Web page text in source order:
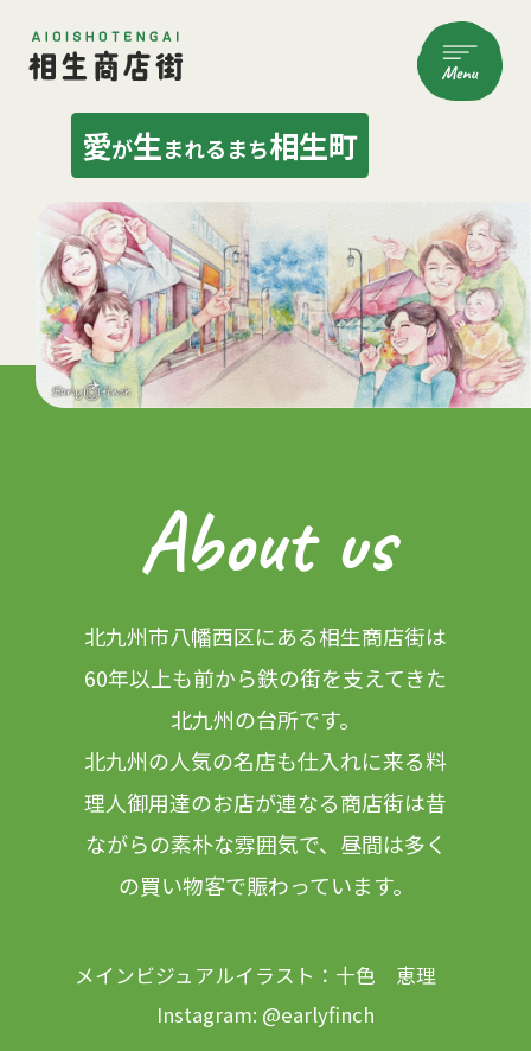
愛が生まれるまち相生町
About us
北九州市八幡西区にある相生商店街は
60年以上も前から鉄の街を支えてきた
北九州の台所です。
北九州の人気の名店も仕入れに来る料
理人御用達のお店が連なる商店街は昔
ながらの素朴な雰囲気で、 昼間は多く
の買い物客で賑わっています。
メインビジュアルイラスト：十色 恵理
Instagram: @earlyfinch